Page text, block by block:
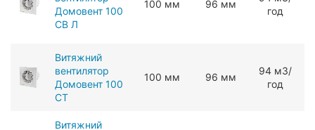
Домовент 100
СВ Л
100 мм 96 мм
год
Витяжний
вентилятор
Домовент 100
СТ
100 мм 96 мм
94 мЗ/
год
Витяжний